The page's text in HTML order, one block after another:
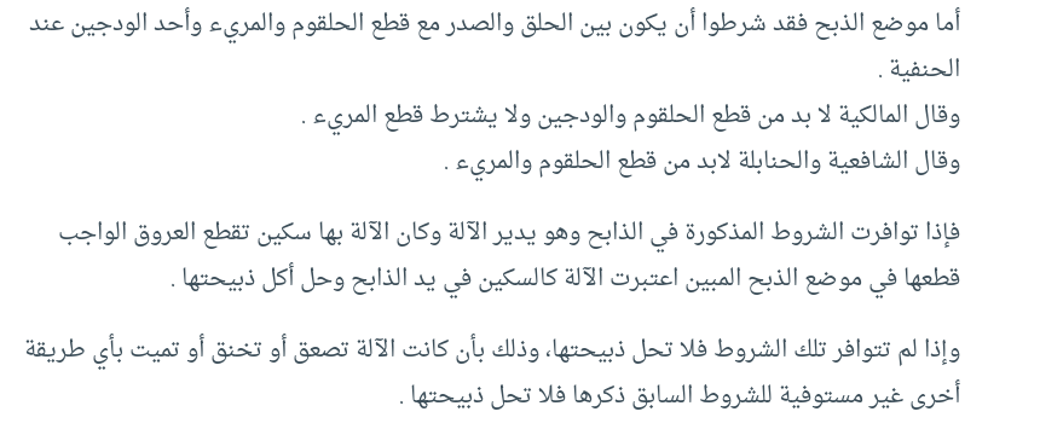
أما موضع الذبح فقد شرطوا أن يكون بين الحلق والصدر مع قطع الحلقوم والمريء وأحد الودجين عند
الحنفية .‏
وقال المالكية لا بد من قطع الحلقوم والودجين ولا يشترط قطع المريء .‏
وقال الشافعية والحنابلة لابد من قطع الحلقوم والمريء .‏
فإذا توافرت الشروط المذكورة في الذابح وهو يدير الآلة وكان الآلة بها سكين تقطع العروق الواجب
قطعها في موضع الذبح المبين اعتبرت الآلة كالسكين في يد الذابح وحل أكل ذبيحتها .‏
وإذا لم تتوافر تلك الشروط فلا تحل ذبيحتها، وذلك بأن كانت الآلة تصعق أو تخنق أو تميت بأي طريقة
أخرى غير مستوفية للشروط السابق ذكرها فلا تحل ذبيحتها .